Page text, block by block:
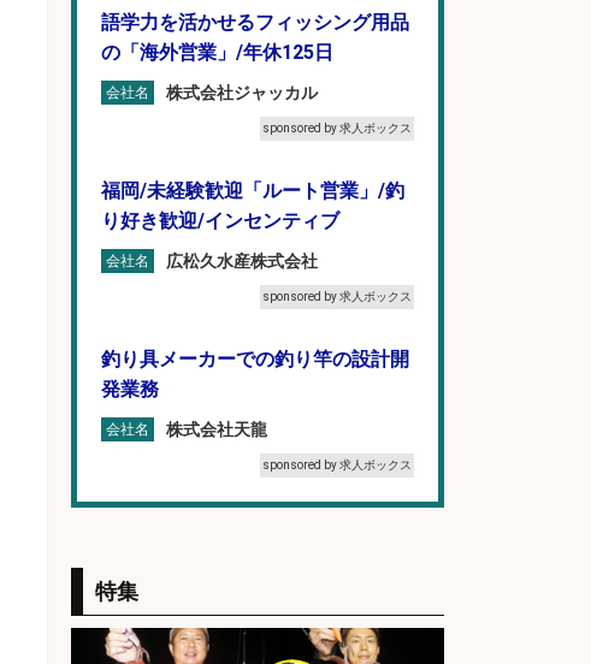
語学力を活かせるフィッシング用品
の「海外営業」/年休125日
会社名 株式会社ジャッカル
sponsored by 求人ボックス
福岡/未経験歓迎「ルート営業」/釣
り好き歓迎/インセンティブ
会社名 広松久水産株式会社
sponsored by 求人ボックス
釣り具メーカーでの釣り竿の設計開
発業務
会社名 株式会社天龍
sponsored by 求人ボックス
会社名
sponsored by 求人ボックス
特集